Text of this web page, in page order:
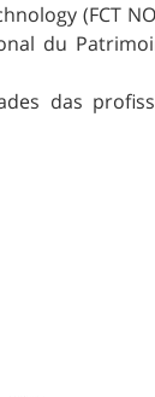
(FCT
du
das